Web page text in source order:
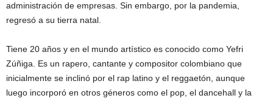
administración de empresas. Sin embargo, por la pandemia,
regresó a su tierra natal.
Tiene 20 años y en el mundo artístico es conocido como Yefri
Zúñiga. Es un rapero, cantante y compositor colombiano que
inicialmente se inclinó por el rap latino y el reggaetón, aunque
luego incorporó en otros géneros como el pop, el dancehall y la